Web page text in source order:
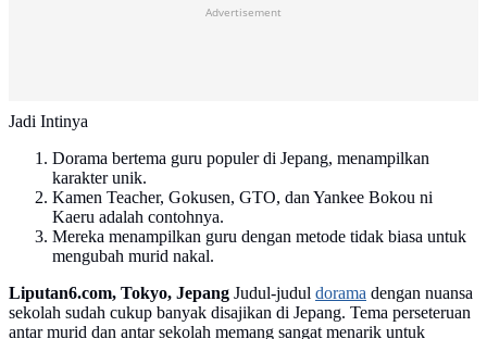
Advertisement
Jadi Intinya
Dorama bertema guru populer di Jepang, menampilkan
karakter unik.
Kamen Teacher, Gokusen, GTO, dan Yankee Bokou ni
Kaeru adalah contohnya.
Mereka menampilkan guru dengan metode tidak biasa untuk
mengubah murid nakal.
Liputan6.com, Tokyo, Jepang Judul-judul dorama dengan nuansa
sekolah sudah cukup banyak disajikan di Jepang. Tema perseteruan
antar murid dan antar sekolah memang sangat menarik untuk